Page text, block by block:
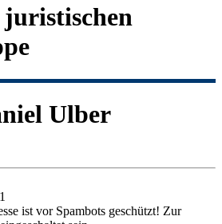
Ulber
ist vor Spambots geschützt! Zur